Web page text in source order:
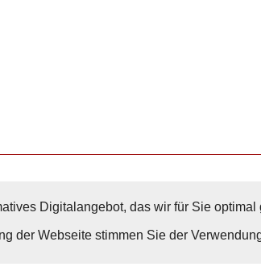
Digitalangebot, das wir für Sie
der Webseite stimmen Sie der
Nach Oben